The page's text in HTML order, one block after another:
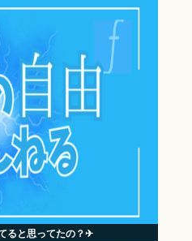
ると思ってたの？‎✈